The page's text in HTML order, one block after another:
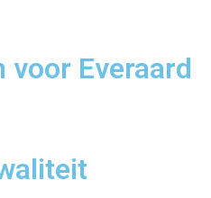
voor Everaard